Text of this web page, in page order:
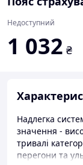
Недоступний
1 032 ₴
Надлегка
значення -
тривалі
перегони та